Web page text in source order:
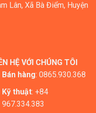
Lân, Xã Bà Điểm, Huyện
HỆ VỚI CHÚNG TÔI
Bán hàng: 0865.930.368
Kỹ thuật: +84
967.334.383